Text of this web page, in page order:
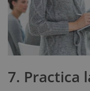
7. Practica